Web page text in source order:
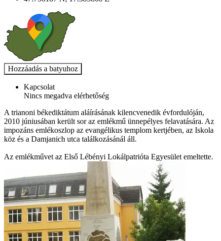
Kapcsolat
Nincs megadva elérhetőség
A trianoni békediktátum aláírásának kilencvenedik évfordulóján,
2010 júniusában került sor az emlékmű ünnepélyes felavatására. Az
impozáns emlékoszlop az evangélikus templom kertjében, az Iskola
köz és a Damjanich utca találkozásánál áll.
Az emlékművet az Első Lébényi Lokálpatrióta Egyesület emeltette.